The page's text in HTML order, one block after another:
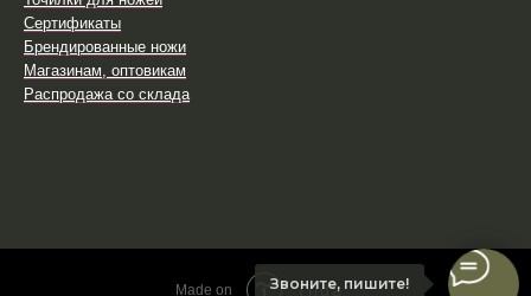
Сертификаты
Брендированные ножи
Магазинам, оптовикам
Распродажа со склада
Звоните, пишите!
Made on Tilda